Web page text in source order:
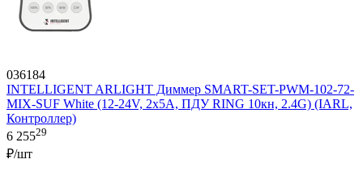
036184
INTELLIGENT ARLIGHT Диммер SMART-SET-PWM-102-72-
MIX-SUF White (12-24V, 2x5A, ПДУ RING 10кн, 2.4G) (IARL,
Контроллер)
6 25529
₽/шт